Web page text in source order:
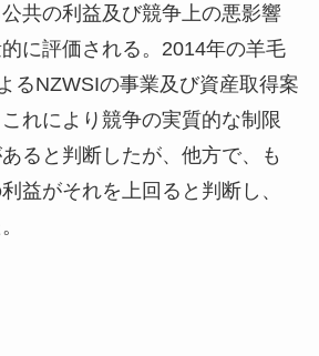
共の利益及び競争上の悪影響
に評価される。2014年の羊毛
るNZWSIの事業及び資産取得案
れにより競争の実質的な制限
ると判断したが、他方で、も
益がそれを上回ると判断し、